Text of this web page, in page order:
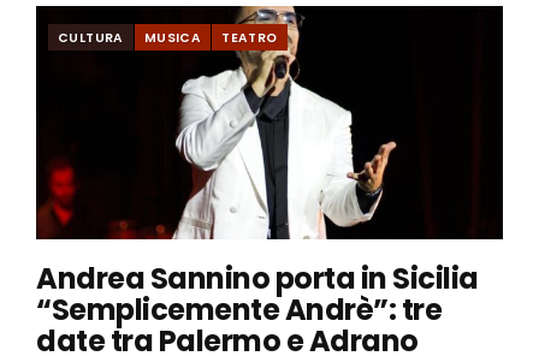
CULTURA MUSICA TEATRO
Andrea Sannino porta in Sicilia
“Semplicemente Andrè”: tre
date tra Palermo e Adrano